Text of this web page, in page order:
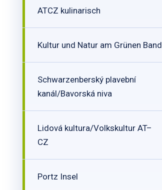
ATCZ kulinarisch
Kultur und Natur am Grünen Band
Schwarzenberský plavební
kanál/Bavorská niva
Lidová kultura/Volkskultur AT–
CZ
Portz Insel